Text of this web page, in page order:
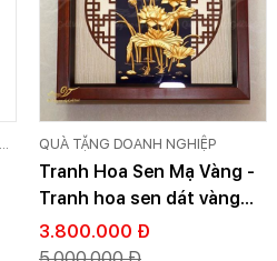
QUÀ TẶNG DOANH NGHIỆP
Tranh Hoa Sen Mạ Vàng -
Tranh hoa sen dát vàng
cao cấp
3.800.000 Đ